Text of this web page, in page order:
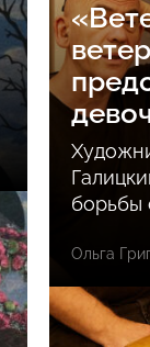
Ольга